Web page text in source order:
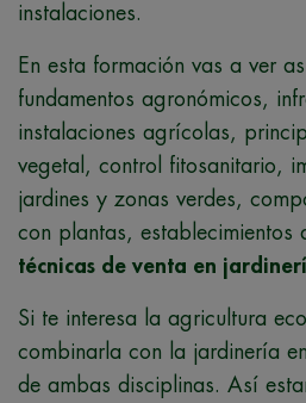
instalaciones.
En esta formación vas a ver
fundamentos agronómicos,
instalaciones agrícolas,
vegetal, control fitosanitario,
jardines y zonas verdes,
con plantas, establecimientos
técnicas de venta en
Si te interesa la agricultura
combinarla con la jardinería
de ambas disciplinas. Así